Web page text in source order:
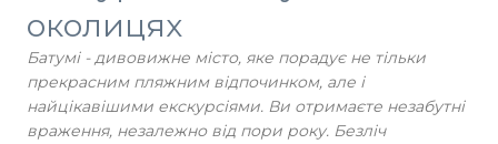
околицях
Батумі - дивовижне місто, яке порадує не тільки
прекрасним пляжним відпочинком, але і
найцікавішими екскурсіями. Ви отримаєте незабутні
враження, незалежно від пори року. Безліч